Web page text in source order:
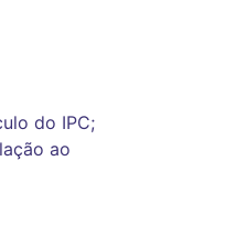
do IPC;
ao